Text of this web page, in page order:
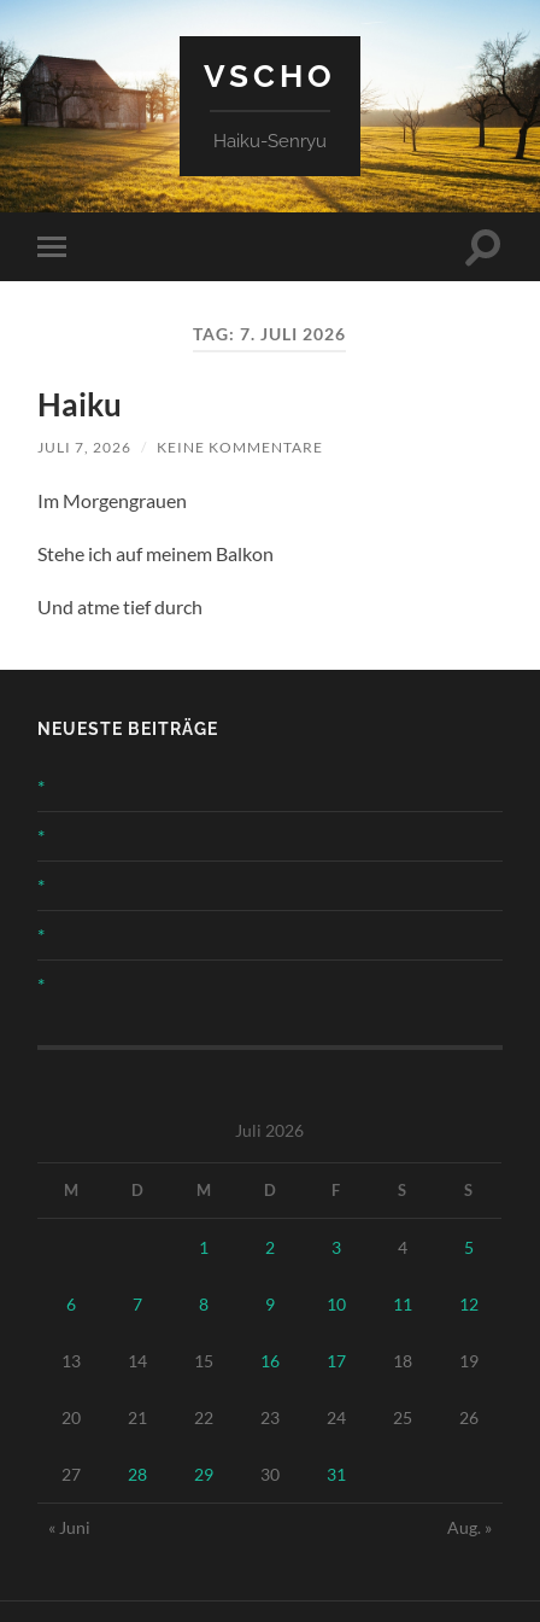
VSCHO
Haiku-Senryu
Mobile-
Menü
TAG:7. JULI 2026
Haiku
JULI 7, 2026 / KEINE KOMMENTARE
Im Morgengrauen
Stehe ich auf meinem Balkon
Und atme tief durch
NEUESTE BEITRÄGE
*
*
*
*
*
Juli 2026
M D M D F S S
1 2 3 4 5
6 7 8 9 10 11 12
13 14 15 16 17 18 19
20 21 22 23 24 25 26
27 28 29 30 31
« Juni Aug. »